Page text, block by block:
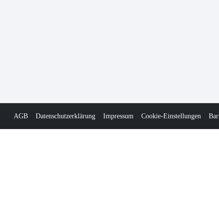
AGB Datenschutzerklärung Impressum Cookie-Einstellungen